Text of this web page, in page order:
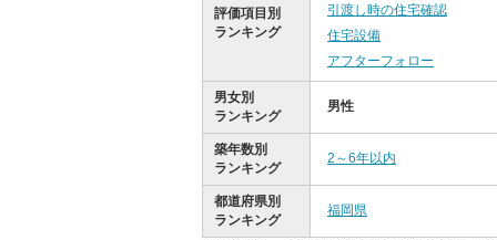
評価項目別
ランキング
引渡し時の住宅確認
住宅設備
アフターフォロー
男女別
ランキング
男性
築年数別
ランキング
2～6年以内
都道府県別
ランキング
福岡県